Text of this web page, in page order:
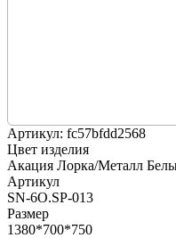
Артикул: fc57bfdd2568
Цвет изделия
Акация Лорка/Металл
Артикул
SN-6O.SP-013
Размер
1380*700*750